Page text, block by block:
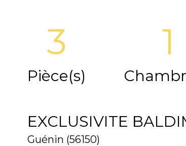
3
Pièce(s)
1
EXCLUSIVITE
Guénin (56150)